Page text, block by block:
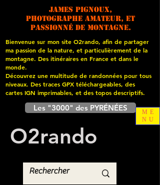
James PIGNOUX,
photographe amateur, et
passionné de montagne.
Bienvenue sur mon site O2rando, afin de partager
ma passion de la nature, et particulièrement de la
montagne. Des itinéraires en France et dans le
monde.
Découvrez une multitude de randonnées pour tous
niveaux. Des traces GPX téléchargeables, des
cartes IGN imprimables, et des topos descriptifs.
Les "3000" des PYRÉNÉES
O2rando
ME
NU